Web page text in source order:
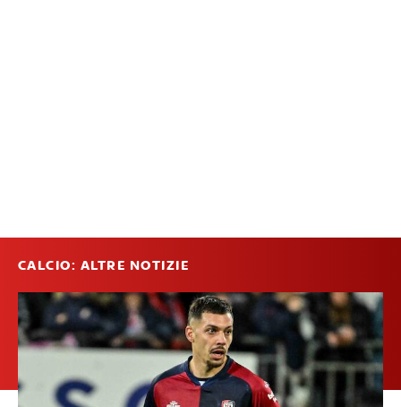
CALCIO: ALTRE NOTIZIE